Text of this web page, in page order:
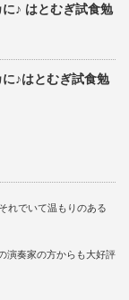
に♪ はとむぎ試食勉
に♪はとむぎ試食勉
れでいて温もりのある
演奏家の方からも大好評